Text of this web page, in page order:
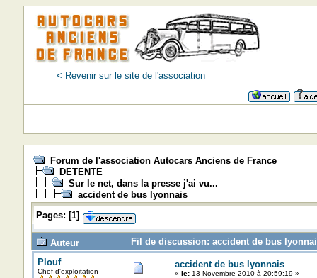
< Revenir sur le site de l'association
Forum de l'association Autocars Anciens de France
DETENTE
Sur le net, dans la presse j'ai vu...
accident de bus lyonnais
Pages: [1]
Auteur
Fil de discussion: accident de bus
Plouf
Chef d'exploitation
accident de bus lyonnais
« le:13 Novembre 2010 à 20:59:19 »